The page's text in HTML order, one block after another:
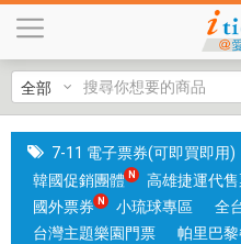
7-11 電子票券(可即買即用)
韓國促銷團體
高雄捷運代
國外票券
小琉球專區
全
台灣主題樂園門票
帕里巴